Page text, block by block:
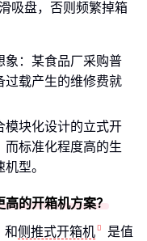
吸盘，否则频繁掉箱
象：某食品厂采购普
过载产生的维修费就
模块化设计的立式开
而标准化程度高的生
型。
的开箱机方案？
和侧推式开箱机
是值